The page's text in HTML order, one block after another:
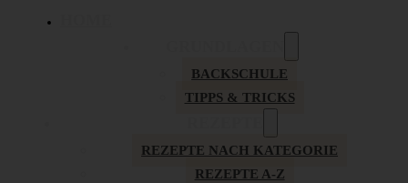
BACKSCHULE
TIPPS & TRICKS
REZEPTE NACH KATEGORIE
REZEPTE A-Z